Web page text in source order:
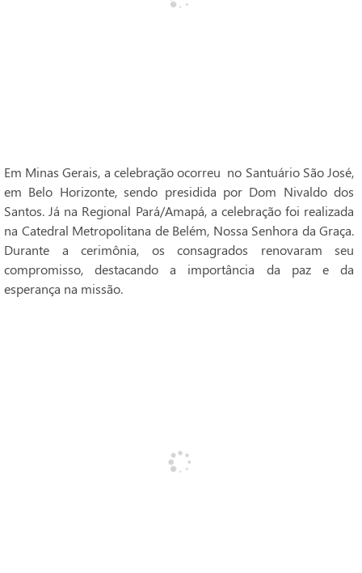
Em Minas Gerais, a celebração ocorreu no Santuário São José,
em Belo Horizonte, sendo presidida por Dom Nivaldo dos
Santos. Já na Regional Pará/Amapá, a celebração foi realizada
na Catedral Metropolitana de Belém, Nossa Senhora da Graça.
Durante a cerimônia, os consagrados renovaram seu
compromisso, destacando a importância da paz e da
esperança na missão.